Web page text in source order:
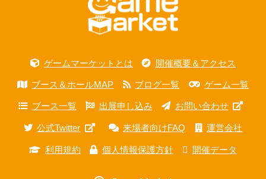
ゲームマーケットとは 開催概要＆アクセス
ブース＆ホールMAP ブログ一覧 ゲーム一覧
ブース一覧 出展申し込み お問い合わせ
公式Twitter 来場者向けFAQ 運営会社
利用規約 個人情報保護方針 開催データ